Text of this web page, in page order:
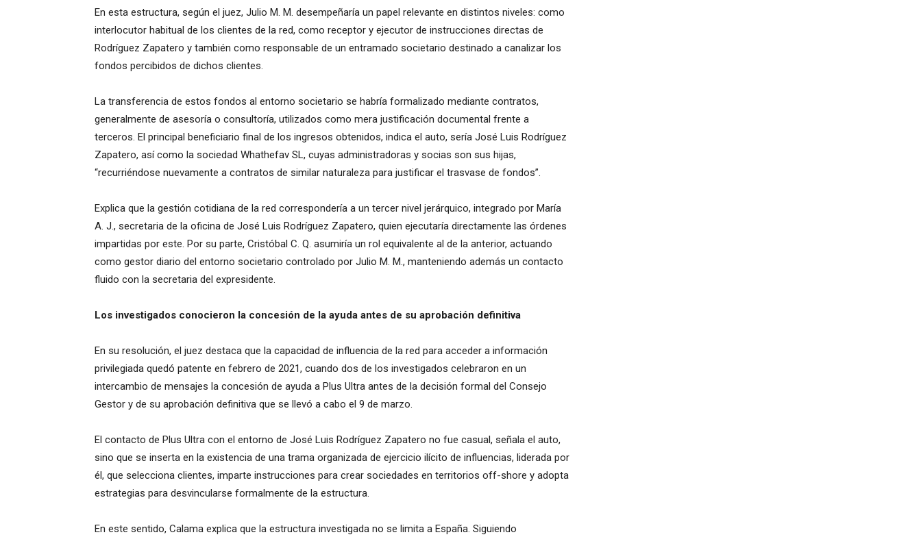
En esta estructura, según el juez, Julio M. M. desempeñaría un papel relevante en distintos niveles: como
interlocutor habitual de los clientes de la red, como receptor y ejecutor de instrucciones directas de
Rodríguez Zapatero y también como responsable de un entramado societario destinado a canalizar los
fondos percibidos de dichos clientes.
La transferencia de estos fondos al entorno societario se habría formalizado mediante contratos,
generalmente de asesoría o consultoría, utilizados como mera justificación documental frente a
terceros. El principal beneficiario final de los ingresos obtenidos, indica el auto, sería José Luis Rodríguez
Zapatero, así como la sociedad Whathefav SL, cuyas administradoras y socias son sus hijas,
“recurriéndose nuevamente a contratos de similar naturaleza para justificar el trasvase de fondos”.
Explica que la gestión cotidiana de la red correspondería a un tercer nivel jerárquico, integrado por María
A. J., secretaria de la oficina de José Luis Rodríguez Zapatero, quien ejecutaría directamente las órdenes
impartidas por este. Por su parte, Cristóbal C. Q. asumiría un rol equivalente al de la anterior, actuando
como gestor diario del entorno societario controlado por Julio M. M., manteniendo además un contacto
fluido con la secretaria del expresidente.
Los investigados conocieron la concesión de la ayuda antes de su aprobación definitiva
En su resolución, el juez destaca que la capacidad de influencia de la red para acceder a información
privilegiada quedó patente en febrero de 2021, cuando dos de los investigados celebraron en un
intercambio de mensajes la concesión de ayuda a Plus Ultra antes de la decisión formal del Consejo
Gestor y de su aprobación definitiva que se llevó a cabo el 9 de marzo.
El contacto de Plus Ultra con el entorno de José Luis Rodríguez Zapatero no fue casual, señala el auto,
sino que se inserta en la existencia de una trama organizada de ejercicio ilícito de influencias, liderada por
él, que selecciona clientes, imparte instrucciones para crear sociedades en territorios off-shore y adopta
estrategias para desvincularse formalmente de la estructura.
En este sentido, Calama explica que la estructura investigada no se limita a España. Siguiendo